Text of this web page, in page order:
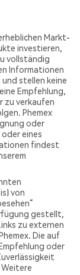
Markt-
investieren,
vollständig
Informationen
stellen keine
Empfehlung,
zu verkaufen
Phemex
oder
eines
findest
von
gestellt,
zu externen
Die auf
oder